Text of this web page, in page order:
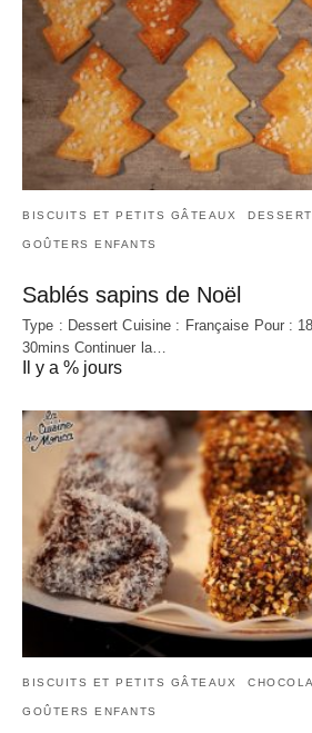
BISCUITS ET PETITS GÂTEAUX
GOÛTERS ENFANTS
Sablés sapins de Noël
Type : Dessert Cuisine : Française Pour :
30mins Continuer la…
Il y a % jours
BISCUITS ET PETITS GÂTEAUX
GOÛTERS ENFANTS